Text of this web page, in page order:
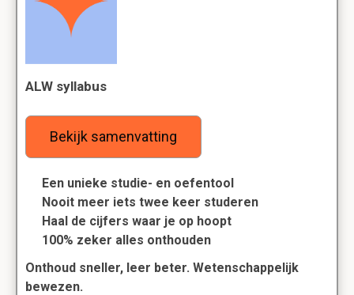
ALW syllabus
Bekijk samenvatting
Een unieke studie- en oefentool
Nooit meer iets twee keer studeren
Haal de cijfers waar je op hoopt
100% zeker alles onthouden
Onthoud sneller, leer beter. Wetenschappelijk
bewezen.